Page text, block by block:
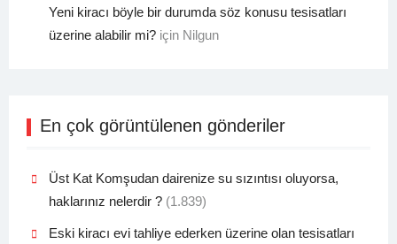
Yeni kiracı böyle bir durumda söz konusu tesisatları
üzerine alabilir mi?için Nilgun
En çok görüntülenen gönderiler
Üst Kat Komşudan dairenize su sızıntısı oluyorsa,
haklarınız nelerdir ? (1.839)
Eski kiracı evi tahliye ederken üzerine olan tesisatları